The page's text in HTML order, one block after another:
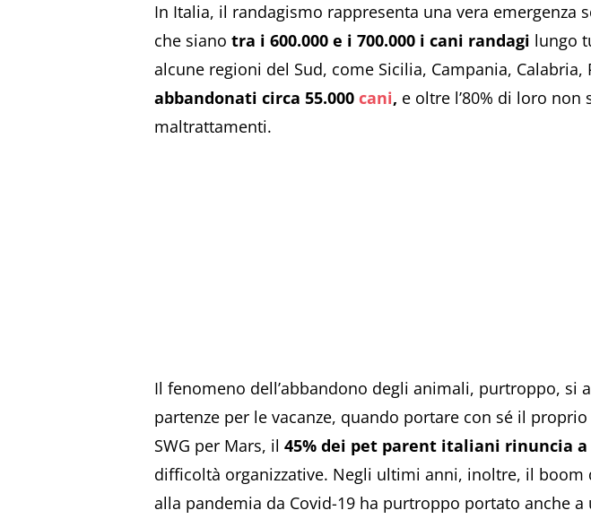
In Italia, il randagismo rappresenta una vera
che siano tra i 600.000 e i 700.000 i cani randagi lungo
alcune regioni del Sud, come Sicilia, Campania, Calabria,
abbandonati circa 55.000 cani, e oltre l’80% di loro
maltrattamenti.
Il fenomeno dell’abbandono degli animali, purtroppo,
partenze per le vacanze, quando portare con sé il
SWG per Mars, il 45% dei pet parent italiani rinuncia
difficoltà organizzative. Negli ultimi anni, inoltre, il
alla pandemia da Covid-19 ha purtroppo portato anche